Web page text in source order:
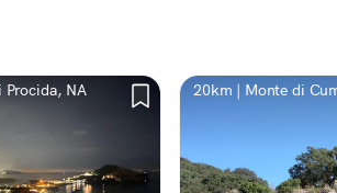
NA 20km | Monte di